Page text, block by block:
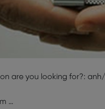
are you looking for?:
…